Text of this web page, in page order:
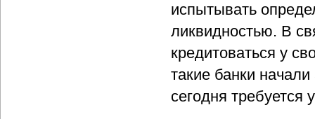
испытывать
ликвидностью. В
кредитоваться у
такие банки
сегодня требуется